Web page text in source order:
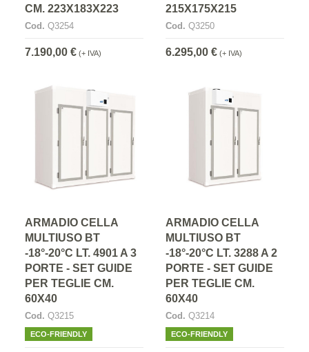
CM. 223X183X223
Cod. Q3254
7.190,00 € (+ IVA)
215X175X215
Cod. Q3250
6.295,00 € (+ IVA)
ARMADIO CELLA
MULTIUSO BT
-18°-20°C LT. 4901 A 3
PORTE - SET GUIDE
PER TEGLIE CM.
60X40
Cod. Q3215
ECO-FRIENDLY
ARMADIO CELLA
MULTIUSO BT
-18°-20°C LT. 3288 A 2
PORTE - SET GUIDE
PER TEGLIE CM.
60X40
Cod. Q3214
ECO-FRIENDLY